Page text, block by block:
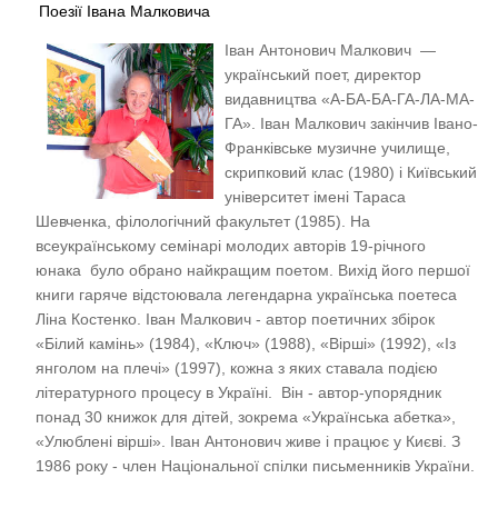
Поезії Івана Малковича
Іван Антонович Малкович —
український поет, директор
видавництва «А-БА-БА-ГА-ЛА-МА-
ГА». Іван Малкович закінчив Івано-
Франківське музичне училище,
скрипковий клас (1980) і Київський
університет імені Тараса
Шевченка, філологічний факультет (1985). На
всеукраїнському семінарі молодих авторів 19-річного
юнака було обрано найкращим поетом. Вихід його першої
книги гаряче відстоювала легендарна українська поетеса
Ліна Костенко. Іван Малкович - автор поетичних збірок
«Білий камінь» (1984), «Ключ» (1988), «Вірші» (1992), «Із
янголом на плечі» (1997), кожна з яких ставала подією
літературного процесу в Україні. Він - автор-упорядник
понад 30 книжок для дітей, зокрема «Українська абетка»,
«Улюблені вірші». Іван Антонович живе і працює у Києві. З
1986 року - член Національної спілки письменників України.